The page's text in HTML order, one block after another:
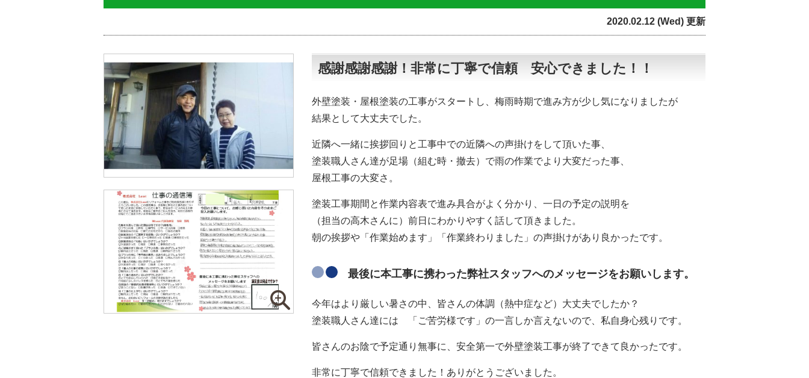
2020.02.12 (Wed) 更新
感謝感謝感謝！非常に丁寧で信頼 安心できました！！
外壁塗装・屋根塗装の工事がスタートし、梅雨時期で進み方が少し気になりましたが
結果として大丈夫でした。
近隣へ一緒に挨拶回りと工事中での近隣への声掛けをして頂いた事、
塗装職人さん達が足場（組む時・撤去）で雨の作業でより大変だった事、
屋根工事の大変さ。
塗装工事期間と作業内容表で進み具合がよく分かり、一日の予定の説明を
（担当の高木さんに）前日にわかりやすく話して頂きました。
朝の挨拶や「作業始めます」「作業終わりました」の声掛けがあり良かったです。
最後に本工事に携わった弊社スタッフへのメッセージをお願いします。
今年はより厳しい暑さの中、皆さんの体調（熱中症など）大丈夫でしたか？
塗装職人さん達には 「ご苦労様です」の一言しか言えないので、私自身心残りです。
皆さんのお陰で予定通り無事に、安全第一で外壁塗装工事が終了できて良かったです。
非常に丁寧で信頼できました！ありがとうございました。